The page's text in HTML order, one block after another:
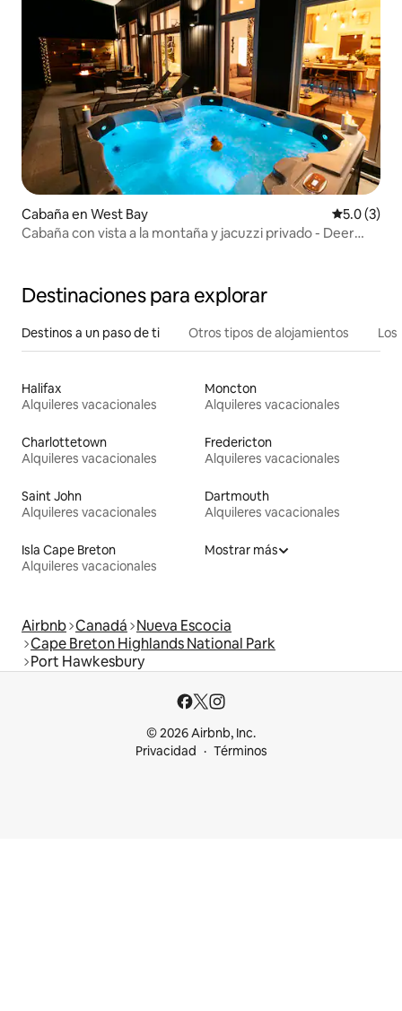
Cabaña en West Bay
5.0 (3)
Cabaña con vista a la montaña y jacuzzi privado - Deer
Destinaciones para explorar
Destinos a un paso de ti Otros tipos de alojamientos
Halifax
Alquileres vacacionales
Moncton
Alquileres vacacionales
Charlottetown
Alquileres vacacionales
Fredericton
Alquileres vacacionales
Saint John
Alquileres vacacionales
Dartmouth
Alquileres vacacionales
Isla Cape Breton
Alquileres vacacionales
Mostrar más
Airbnb Canadá Nueva Escocia
Cape Breton Highlands National Park
Port Hawkesbury
© 2026 Airbnb, Inc.
Privacidad
Términos